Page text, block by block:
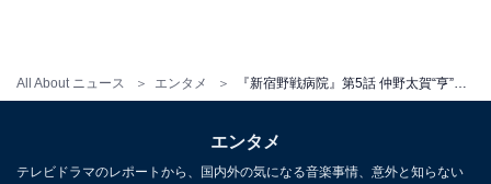
All About ニュース エンタメ
『 新宿野戦病院 』あらすじバックナンバー
エンタメ
テレビドラマのレポートから、国内外の気になる音楽事情、意外と知らない